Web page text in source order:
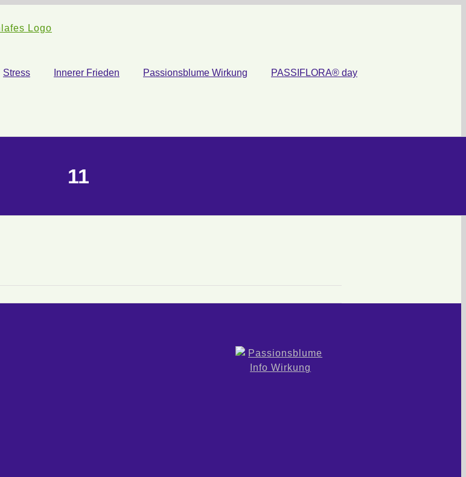
Stress Innerer Frieden Passionsblume Wirkung PASSIFLORA® day
11